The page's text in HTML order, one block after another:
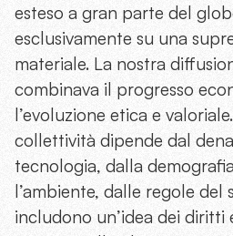
esteso a gran parte del
esclusivamente su una
materiale. La nostra
combinava il progresso
l’evoluzione etica e
collettività dipende dal
tecnologia, dalla
l’ambiente, dalle regole del
includono un’idea dei diritti